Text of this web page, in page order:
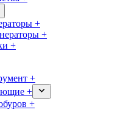
+
+
+
+
+
+